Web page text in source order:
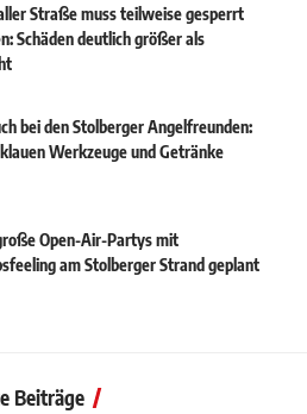
Straße muss teilweise gesperrt
Schäden deutlich größer als
bei den Stolberger Angelfreunden:
Werkzeuge und Getränke
Open-Air-Partys mit
am Stolberger Strand geplant
Beiträge